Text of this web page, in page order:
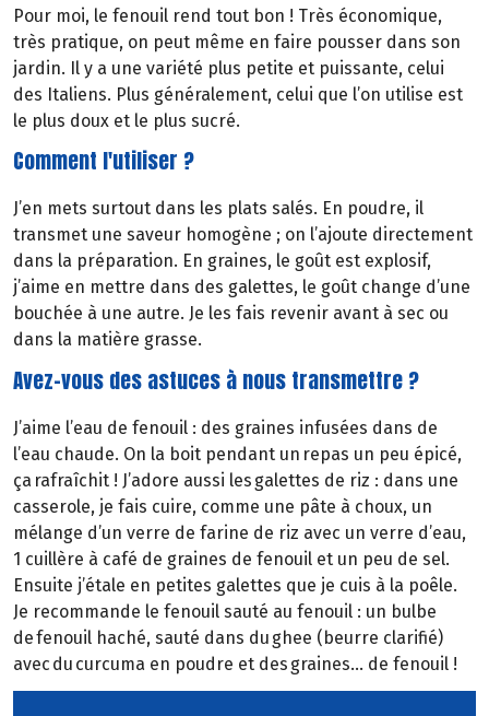
Pour moi, le fenouil rend tout bon ! Très économique,
très pratique, on peut même en faire pousser dans son
jardin. Il y a une variété plus petite et puissante, celui
des Italiens. Plus généralement, celui que l’on utilise est
le plus doux et le plus sucré.
Comment l'utiliser ?
J’en mets surtout dans les plats salés. En poudre, il
transmet une saveur homogène ; on l’ajoute directement
dans la préparation. En graines, le goût est explosif,
j’aime en mettre dans des galettes, le goût change d’une
bouchée à une autre. Je les fais revenir avant à sec ou
dans la matière grasse.
Avez-vous des astuces à nous transmettre ?
J’aime l’eau de fenouil : des graines infusées dans de
l’eau chaude. On la boit pendant un repas un peu épicé,
ça rafraîchit ! J’adore aussi les galettes de riz : dans une
casserole, je fais cuire, comme une pâte à choux, un
mélange d’un verre de farine de riz avec un verre d’eau,
1 cuillère à café de graines de fenouil et un peu de sel.
Ensuite j’étale en petites galettes que je cuis à la poêle.
Je recommande le fenouil sauté au fenouil : un bulbe
de fenouil haché, sauté dans du ghee (beurre clarifié)
avec du curcuma en poudre et des graines… de fenouil !